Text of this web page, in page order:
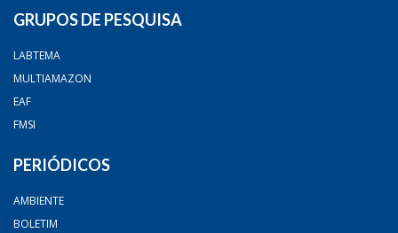
GRUPOS DE PESQUISA
LABTEMA
MULTIAMAZON
EAF
FMSI
PERIÓDICOS
AMBIENTE
BOLETIM